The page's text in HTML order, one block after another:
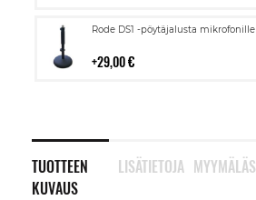
Rode DS1 -pöytäjalusta mikrofonille
29,00 €
Lisää
TUOTTEEN
KUVAUS
LISÄTIETOJA